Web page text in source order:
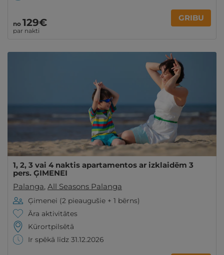
no 129€
par nakti
GRIBU
1, 2, 3 vai 4 naktis apartamentos ar izklaidēm 3
pers. ĢIMENEI
Palanga, All Seasons Palanga
Ģimenei (2 pieaugušie + 1 bērns)
Āra aktivitātes
Kūrortpilsētā
Ir spēkā līdz 31.12.2026